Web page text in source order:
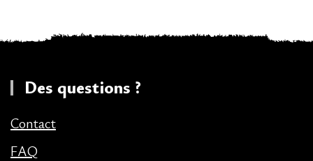
Des questions ?
Contact
FAQ